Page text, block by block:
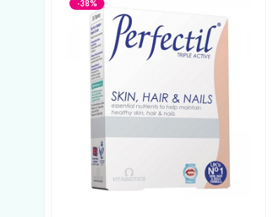
-38%
PERFECTILE 30 COMPRIME
REFVIT17